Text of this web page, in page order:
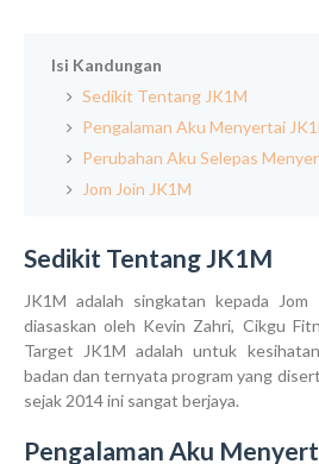
Isi Kandungan
Sedikit Tentang JK1M
Pengalaman Aku Menyertai
Perubahan Aku Selepas
Jom Join JK1M
Sedikit Tentang JK1M
JK1M adalah singkatan kepada
diasaskan oleh Kevin Zahri, Cikgu
Target JK1M adalah untuk
badan dan ternyata program yang
sejak 2014 ini sangat berjaya.
Pengalaman Aku